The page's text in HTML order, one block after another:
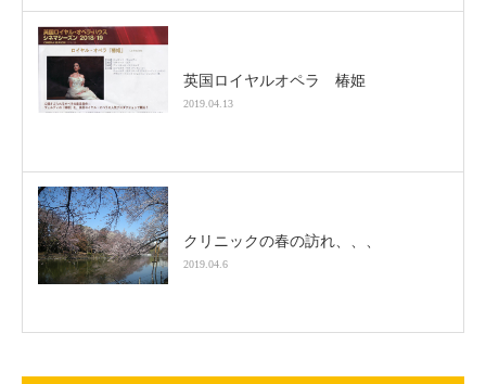
英国ロイヤルオペラ 椿姫
2019.04.13
クリニックの春の訪れ、、、
2019.04.6